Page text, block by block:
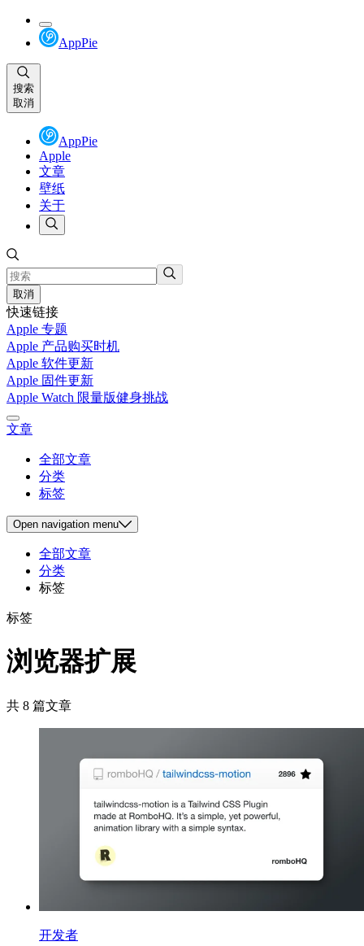
AppPie
搜索
取消
AppPie
Apple
文章
壁纸
关于
取消
快速链接
Apple 专题
Apple 产品购买时机
Apple 软件更新
Apple 固件更新
Apple Watch 限量版健身挑战
文章
全部文章
分类
标签
Open navigation menu
全部文章
分类
标签
标签
浏览器扩展
共 8 篇文章
开发者